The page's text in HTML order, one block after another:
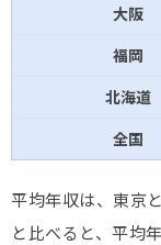
大阪
福岡
北海道
全国
平均年収は、東京
と比べると、平均